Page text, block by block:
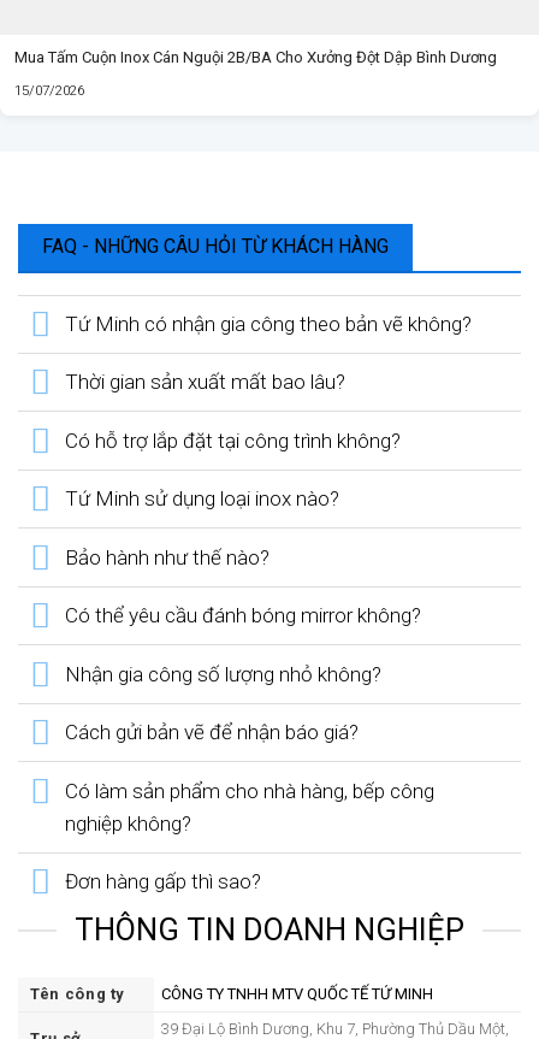
Mua Tấm Cuộn Inox Cán Nguội 2B/BA Cho Xưởng Đột Dập Bình Dương
15/07/2026
FAQ - NHỮNG CÂU HỎI TỪ KHÁCH HÀNG
Tứ Minh có nhận gia công theo bản vẽ không?
Thời gian sản xuất mất bao lâu?
Có hỗ trợ lắp đặt tại công trình không?
Tứ Minh sử dụng loại inox nào?
Bảo hành như thế nào?
Có thể yêu cầu đánh bóng mirror không?
Nhận gia công số lượng nhỏ không?
Cách gửi bản vẽ để nhận báo giá?
Có làm sản phẩm cho nhà hàng, bếp công
nghiệp không?
Đơn hàng gấp thì sao?
THÔNG TIN DOANH NGHIỆP
Tên công ty CÔNG TY TNHH MTV QUỐC TẾ TỨ MINH
39 Đại Lộ Bình Dương, Khu 7, Phường Thủ Dầu Một,